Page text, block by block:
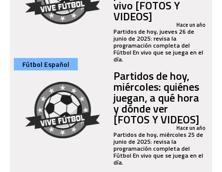
vivo [FOTOS Y
VIDEOS] Hace un año
Partidos de hoy, jueves 26 de
junio de 2025: revisa la
programación completa del
Fútbol En vivo que se juega en el
día.
Fútbol Español
Partidos de hoy,
miércoles: quiénes
juegan, a qué hora
y dónde ver
[FOTOS Y VIDEOS]
Hace un año
Partidos de hoy, miércoles 25 de
junio de 2025: revisa la
programación completa del
Fútbol En vivo que se juega en el
día.